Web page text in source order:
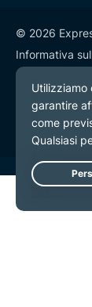
© 2026
Informativa
Termini di
Preferenze